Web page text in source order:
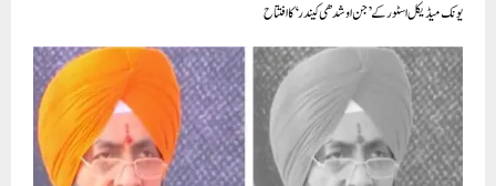
یونک میڈیکل اسٹور کے’جن اوشدھی کیندر‘کا افتتاح